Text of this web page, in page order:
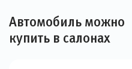
Автомобиль можно
купить в салонах